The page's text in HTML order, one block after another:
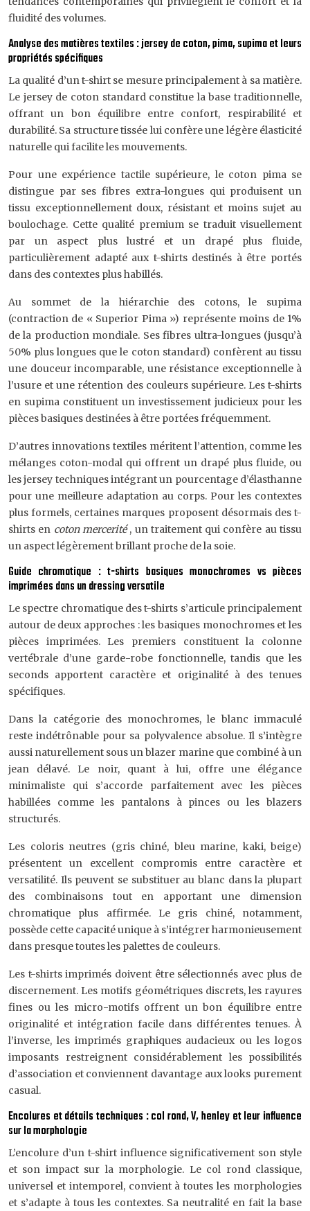
fluidité des volumes.
Analyse des matières textiles : jersey de coton, pima, supima et leurs
propriétés spécifiques
La qualité d’un t-shirt se mesure principalement à sa matière.
Le jersey de coton standard constitue la base traditionnelle,
offrant un bon équilibre entre confort, respirabilité et
durabilité. Sa structure tissée lui confère une légère élasticité
naturelle qui facilite les mouvements.
Pour une expérience tactile supérieure, le coton pima se
distingue par ses fibres extra-longues qui produisent un
tissu exceptionnellement doux, résistant et moins sujet au
boulochage. Cette qualité premium se traduit visuellement
par un aspect plus lustré et un drapé plus fluide,
particulièrement adapté aux t-shirts destinés à être portés
dans des contextes plus habillés.
Au sommet de la hiérarchie des cotons, le supima
(contraction de « Superior Pima ») représente moins de 1%
de la production mondiale. Ses fibres ultra-longues (jusqu’à
50% plus longues que le coton standard) confèrent au tissu
une douceur incomparable, une résistance exceptionnelle à
l’usure et une rétention des couleurs supérieure. Les t-shirts
en supima constituent un investissement judicieux pour les
pièces basiques destinées à être portées fréquemment.
D’autres innovations textiles méritent l’attention, comme les
mélanges coton-modal qui offrent un drapé plus fluide, ou
les jersey techniques intégrant un pourcentage d’élasthanne
pour une meilleure adaptation au corps. Pour les contextes
plus formels, certaines marques proposent désormais des t-
shirts en coton mercerité, un traitement qui confère au tissu
un aspect légèrement brillant proche de la soie.
Guide chromatique : t-shirts basiques monochromes vs pièces
imprimées dans un dressing versatile
Le spectre chromatique des t-shirts s’articule principalement
autour de deux approches : les basiques monochromes et les
pièces imprimées. Les premiers constituent la colonne
vertébrale d’une garde-robe fonctionnelle, tandis que les
seconds apportent caractère et originalité à des tenues
spécifiques.
Dans la catégorie des monochromes, le blanc immaculé
reste indétrônable pour sa polyvalence absolue. Il s’intègre
aussi naturellement sous un blazer marine que combiné à un
jean délavé. Le noir, quant à lui, offre une élégance
minimaliste qui s’accorde parfaitement avec les pièces
habillées comme les pantalons à pinces ou les blazers
structurés.
Les coloris neutres (gris chiné, bleu marine, kaki, beige)
présentent un excellent compromis entre caractère et
versatilité. Ils peuvent se substituer au blanc dans la plupart
des combinaisons tout en apportant une dimension
chromatique plus affirmée. Le gris chiné, notamment,
possède cette capacité unique à s’intégrer harmonieusement
dans presque toutes les palettes de couleurs.
Les t-shirts imprimés doivent être sélectionnés avec plus de
discernement. Les motifs géométriques discrets, les rayures
fines ou les micro-motifs offrent un bon équilibre entre
originalité et intégration facile dans différentes tenues. À
l’inverse, les imprimés graphiques audacieux ou les logos
imposants restreignent considérablement les possibilités
d’association et conviennent davantage aux looks purement
casual.
Encolures et détails techniques : col rond, V, henley et leur influence
sur la morphologie
L’encolure d’un t-shirt influence significativement son style
et son impact sur la morphologie. Le col rond classique,
universel et intemporel, convient à toutes les morphologies
et s’adapte à tous les contextes. Sa neutralité en fait la base